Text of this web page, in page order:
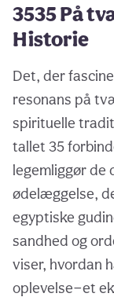
3535 På
Historie
Det, der
resonans på
spirituelle
tallet 35
legemliggør de
ødelæggelse,
egyptiske
sandhed og
viser, hvordan
oplevelse—et